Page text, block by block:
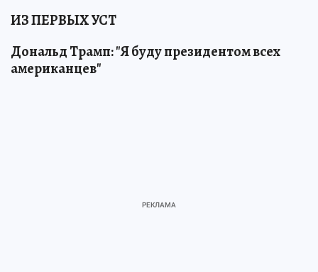
ИЗ ПЕРВЫХ УСТ
Дональд Трамп: "Я буду президентом всех
американцев"